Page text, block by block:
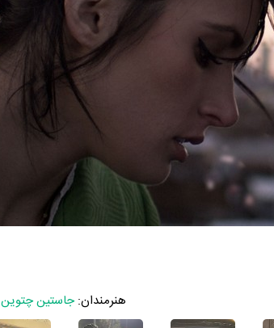
هنرمندان:جاستین چتوین